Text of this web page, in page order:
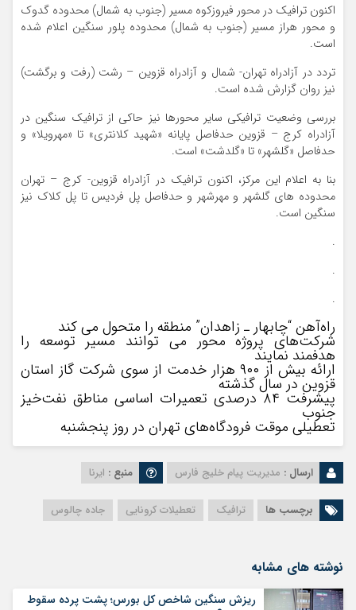
اکنون ترافیک در محور فیروزکوه مسیر (جنوب به شمال) محدوده گدوک
و محور هراز مسیر (جنوب به شمال) محدوده پلور سنگین اعلام شده
است.
تردد در آزادراه تهران- شمال و آزادراه قزوین – رشت (رفت و برگشت)
نیز روان گزارش شده است.
بررسی وضعیت ترافیکی سایر محورها نیز حاکی از ترافیک سنگین در
آزادراه کرج – قزوین حدفاصل پایانه «شهید کلانتری» تا «مهرویلا» و
حدفاصل «گلشهر» تا «گلدشت» است.
بنا به اعلام این مرکز، اکنون ترافیک در آزادراه قزوین- کرج – تهران
محدوده های گلشهر و مهرشهر و حدفاصل پل فردیس تا پل کلاک نیز
سنگین است.
.
.
.
راه‌آهن “چابهار ـ زاهدان” منطقه را متحول می کند
شرکت‌های پروژه محور می توانند مسیر توسعه را
هدفمند نمایند
ارائه بیش از ۹۰۰ هزار خدمت از سوی شرکت گاز استان
قزوین در سال گذشته
پیشرفت ۸۴ درصدی تعمیرات اساسی مناطق نفت‌خیز
جنوب
تعطیلی موقت فرودگاه‌های تهران در روز پنجشنبه
ارسال : مدیریت پیام خلیج فارس منبع : ایرنا
برچسب ها ترافیک تعطیلات کرونایی جاده چالوس
نوشته های مشابه
ریزش سنگین شاخص کل بورس؛ پشت پرده سقوط